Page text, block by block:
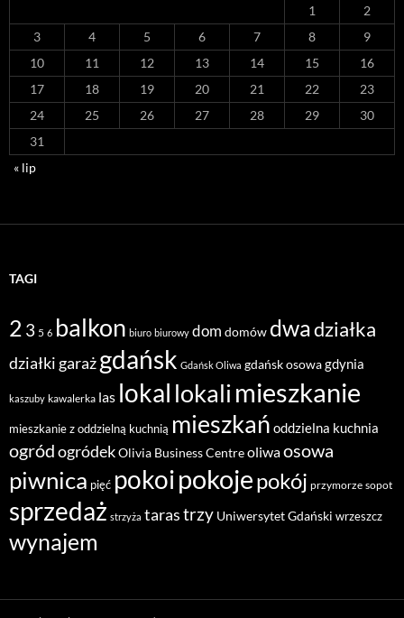
1
2
3
4 5 6 7 8
9
10
11 12 13 14 15
16
17
18 19 20 21 22
23
24
25 26 27 28 29
30
31
« lip
TAGI
2 3 5 6 balkon biuro biurowy dom domów dwadziałka
działki garażgdańsk Gdańsk Oliwa gdańsk osowagdynia
kaszuby kawalerka las lokal lokalimieszkanie
mieszkanie z oddzielną kuchnią mieszkań oddzielna kuchnia
ogródogródekOlivia Business Centreoliwaosowa
piwnica pięć pokoipokojepokój przymorze sopot
sprzedaż strzyża tarastrzy Uniwersytet Gdański wrzeszcz
wynajem